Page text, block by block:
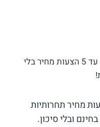
ממלאים את הפרטים ומשווים עד 5 הצעות מחיר בלי
מחיר תחרותיות
ובלי סיכון.